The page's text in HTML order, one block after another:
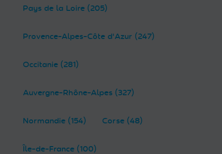
Pays de la Loire (205)
Provence-Alpes-Côte d'Azur (247)
Occitanie (281)
Auvergne-Rhône-Alpes (327)
Normandie (154) Corse (48)
Île-de-France (100)